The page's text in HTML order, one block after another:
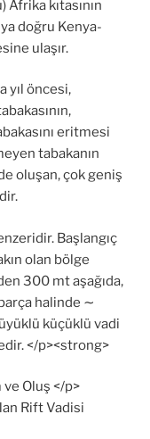
kıtasının
doğru Kenya-
ulaşır.
yıl öncesi,
eritmesi
tabakanın
oluşan, çok geniş
Başlangıç
olan bölge
300 mt aşağıda,
halinde ∼
küçüklü vadi
</p><strong>
ve Oluş </p>
Rift Vadisi